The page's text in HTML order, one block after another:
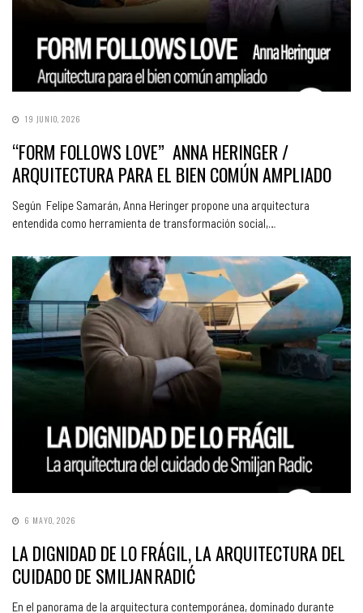
19 JUNIO, 2026
“FORM FOLLOWS LOVE” ANNA HERINGER /
ARQUITECTURA PARA EL BIEN COMÚN AMPLIADO
Según Felipe Samarán, Anna Heringer propone una arquitectura
entendida como herramienta de transformación social,…
6 MAYO, 2026
LA DIGNIDAD DE LO FRÁGIL, LA ARQUITECTURA DEL
CUIDADO DE SMILJAN RADIĆ
En el panorama de la arquitectura contemporánea, dominado durante